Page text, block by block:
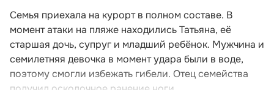
Семья приехала на курорт в полном составе. В
момент атаки на пляже находились Татьяна, её
старшая дочь, супруг и младший ребёнок. Мужчина и
семилетняя девочка в момент удара были в воде,
поэтому смогли избежать гибели. Отец семейства